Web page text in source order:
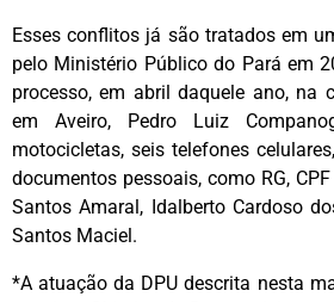
Esses conflitos já são tratados em
pelo Ministério Público do Pará em
processo, em abril daquele ano, na
em Aveiro, Pedro Luiz
motocicletas, seis telefones
documentos pessoais, como RG,
Santos Amaral, Idalberto Cardoso
Santos Maciel.
*A atuação da DPU descrita nesta